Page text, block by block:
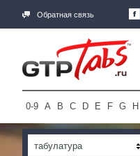
Обратная связь
0-9 A B C D E F G H
табулатура